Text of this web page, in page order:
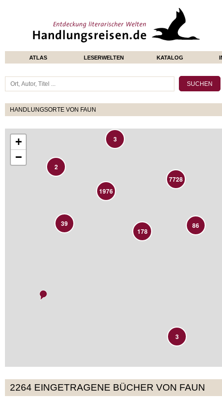
ATLAS LESERWELTEN KATALOG
HANDLUNGSORTE VON FAUN
3
3
1976
7728
178
39 86
2
+
−
2264 EINGETRAGENE BÜCHER VON FAUN